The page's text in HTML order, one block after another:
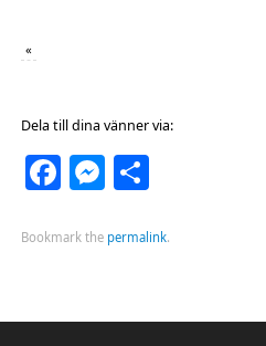
«
Dela till dina vänner via:
Facebook
Messenger
Dela
Bookmark the permalink.